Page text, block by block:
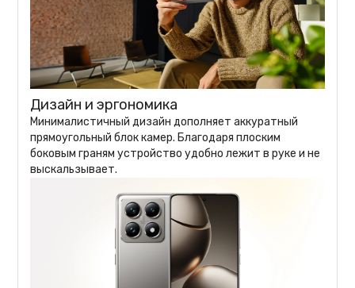
Дизайн и эргономика
Минималистичный дизайн дополняет аккуратный
прямоугольный блок камер. Благодаря плоским
боковым граням устройство удобно лежит в руке и не
выскальзывает.